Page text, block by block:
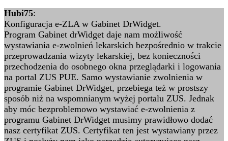
Hubi75:
Konfiguracja e-ZLA w Gabinet DrWidget.
Program Gabinet drWidget daje nam możliwość
wystawiania e-zwolnień lekarskich bezpośrednio w trakcie
przeprowadzania wizyty lekarskiej, bez konieczności
przechodzenia do osobnego okna przeglądarki i logowania
na portal ZUS PUE. Samo wystawianie zwolnienia w
programie Gabinet DrWidget, przebiega też w prostszy
sposób niż na wspomnianym wyżej portalu ZUS. Jednak
aby móc bezproblemowo wystawiać e-zwolnienia z
programu Gabinet DrWidget musimy prawidłowo dodać
nasz certyfikat ZUS. Certyfikat ten jest wystawiany przez